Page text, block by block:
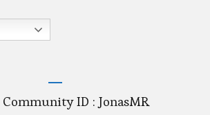
ID : JonasMR